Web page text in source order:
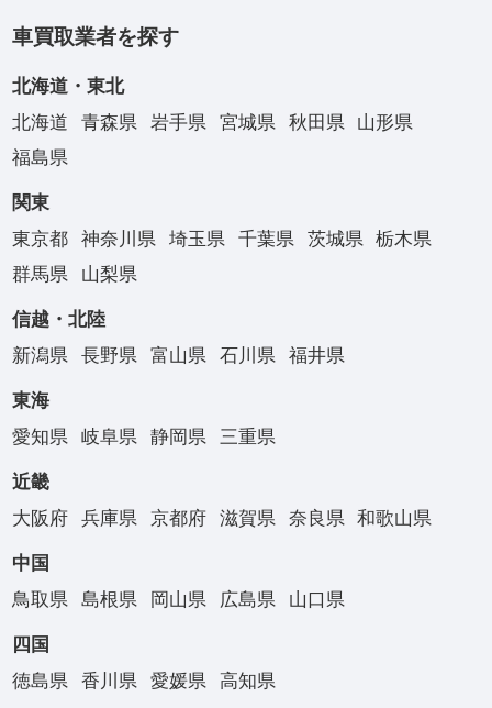
車買取業者を探す
北海道・東北
北海道
青森県 岩手県 宮城県 秋田県
山形県
福島県
関東
東京都
神奈川県 埼玉県 千葉県 茨城県
栃木県
群馬県
山梨県
信越・北陸
新潟県
長野県 富山県 石川県 福井県
東海
愛知県
岐阜県 静岡県 三重県
近畿
大阪府
兵庫県 京都府 滋賀県 奈良県 和歌山県
中国
鳥取県
島根県 岡山県 広島県 山口県
四国
徳島県
香川県 愛媛県 高知県